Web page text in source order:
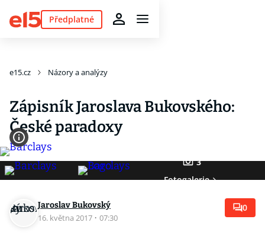
Předplatné
e15.cz Názory a analýzy
Zápisník Jaroslava Bukovského:
České paradoxy
3
Fotogalerie
Jaroslav Bukovský
16. května 2017 · 07:30
0